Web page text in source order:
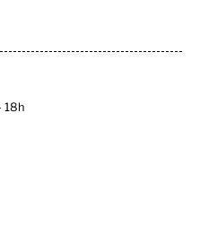
18h